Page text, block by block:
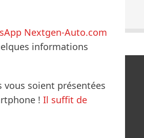
Nextgen-Auto.com
informations
soient présentées
! Il suffit de